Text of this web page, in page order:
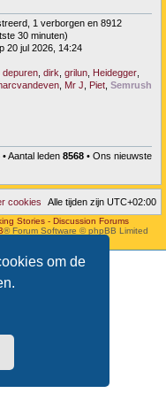
om de
1 verborgen en 8912
30 minuten)
20 jul 2026, 14:24
depuren dirk grilun Heidegger
Mr J Piet Semrush
• Aantal leden 8568 • Ons nieuwste
Alle tijden zijn UTC+02:00
cookies
Stories - Discussion Forums
® Forum Software © phpBB Limited